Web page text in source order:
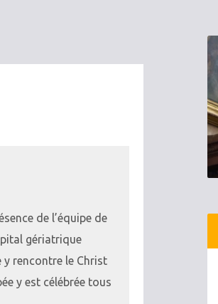
de l’équipe de
gériatrique
y rencontre le Christ
y est célébrée tous